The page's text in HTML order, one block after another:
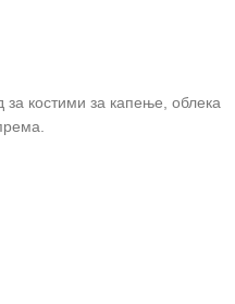
костими за капење, облека